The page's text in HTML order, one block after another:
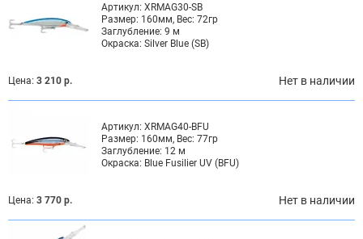
Артикул: XRMAG30-SB
Размер: 160мм, Вес: 72гр
Заглубление: 9 м
Окраска: Silver Blue (SB)
Цена: 3 210 р. Нет в наличии
Артикул: XRMAG40-BFU
Размер: 160мм, Вес: 77гр
Заглубление: 12 м
Окраска: Blue Fusilier UV (BFU)
Цена: 3 770 р. Нет в наличии